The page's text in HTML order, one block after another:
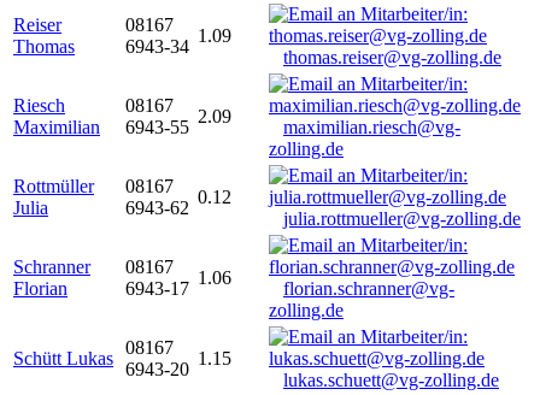
Reiser
Thomas
08167
6943-34
1.09
thomas.reiser@vg-zolling.de
Riesch
Maximilian
08167
6943-55
2.09
maximilian.riesch@vg-
zolling.de
Rottmüller
Julia
08167
6943-62
0.12
julia.rottmueller@vg-zolling.de
Schranner
Florian
08167
6943-17
1.06
florian.schranner@vg-
zolling.de
Schütt Lukas
08167
6943-20
1.15
lukas.schuett@vg-zolling.de